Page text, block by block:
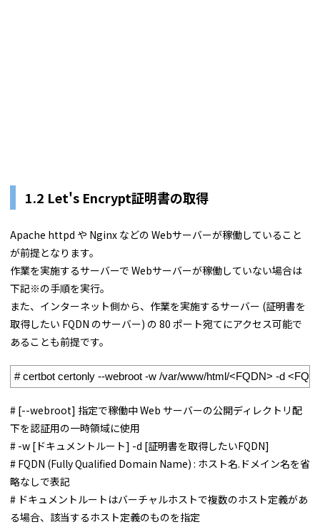
1.2 Let's Encrypt証明書の取得
Apache httpd や Nginx などの Webサーバーが稼働していること
が前提となります。
作業を実施するサーバーで Webサーバーが稼働していない場合は
下記※の手順を実行。
また、インターネット側から、作業を実施するサーバー (証明書を
取得したい FQDN のサーバー) の 80 ポート宛てにアクセス可能で
あることも前提です。
# certbot certonly --webroot -w /var/www/html/<FQDN> -d
# [--webroot] 指定で稼働中 Web サーバーの公開ディレクトリ配
下を認証用の一時領域に使用
# -w [ドキュメントルート] -d [証明書を取得したいFQDN]
# FQDN (Fully Qualified Domain Name) : ホスト名.ドメイン名を省
略なしで表記
# ドキュメントルートはバーチャルホストで複数のホスト定義があ
る場合、該当するホスト定義のものを指定